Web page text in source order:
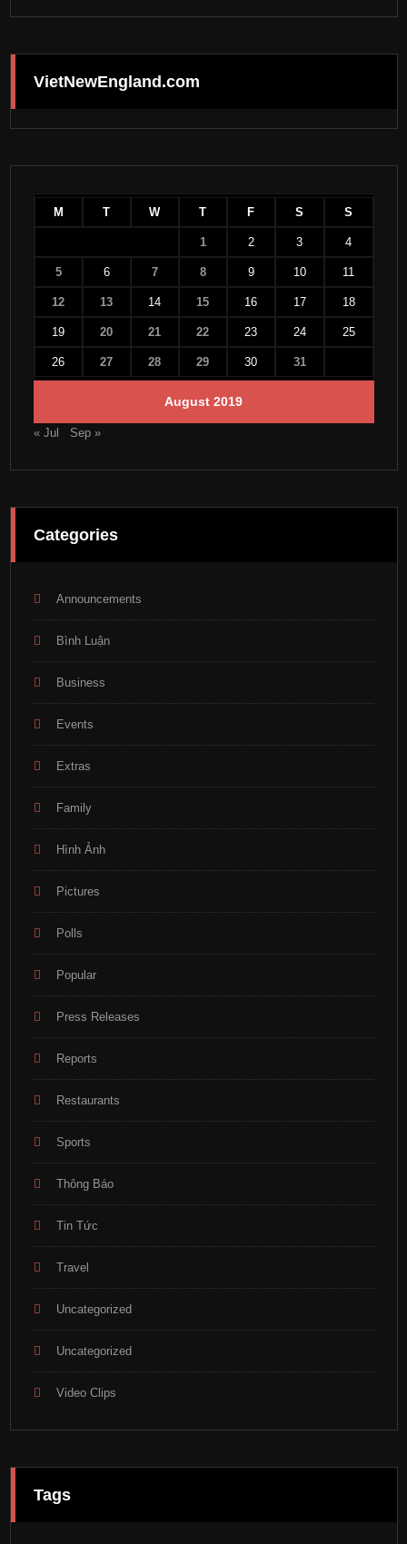
VietNewEngland.com
August 2019
M T W T F S S
1 2 3 4
5 6 7 8 9 10 11
12 13 14 15 16 17 18
19 20 21 22 23 24 25
26 27 28 29 30 31
« Jul Sep »
Categories
Announcements
Bình Luận
Business
Events
Extras
Family
Hình Ảnh
Pictures
Polls
Popular
Press Releases
Reports
Restaurants
Sports
Thông Báo
Tin Tức
Travel
Uncategorized
Uncategorized
Video Clips
Tags